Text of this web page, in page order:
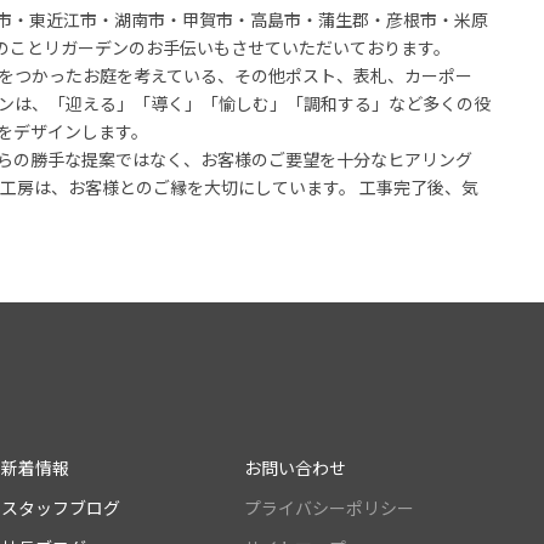
東近江市・湖南市・甲賀市・高島市・蒲生郡・彦根市・米原
とリガーデンのお手伝いもさせていただいております。
かったお庭を考えている、その他ポスト、表札、カーポー
は、「迎える」「導く」「愉しむ」「調和する」など多くの役
ザインします。
の勝手な提案ではなく、お客様のご要望を十分なヒアリング
房は、お客様とのご縁を大切にしています。 工事完了後、気
新着情報
スタッフブログ
お問い合わせ
プライバシーポリシー